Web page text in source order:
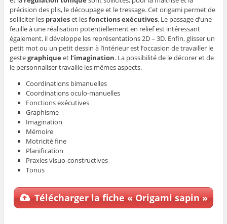
précision des plis, le découpage et le tressage. Cet origami permet de
solliciter les praxieset lesfonctions exécutives. Le passage d’une
feuille à une réalisation potentiellement en relief est intéressant
également, il développe les représentations 2D – 3D. Enfin, glisser un
petit mot ou un petit dessin à l’intérieur est l’occasion de travailler le
gestegraphique et l’imagination. La possibilité de le décorer et de
le personnaliser travaille les mêmes aspects.
Coordinations bimanuelles
Coordinations oculo-manuelles
Fonctions exécutives
Graphisme
Imagination
Mémoire
Motricité fine
Planification
Praxies visuo-constructives
Tonus
Télécharger la fiche « Origami sapin »